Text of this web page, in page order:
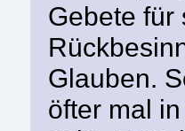
Gebete für
Glauben.
öfter mal